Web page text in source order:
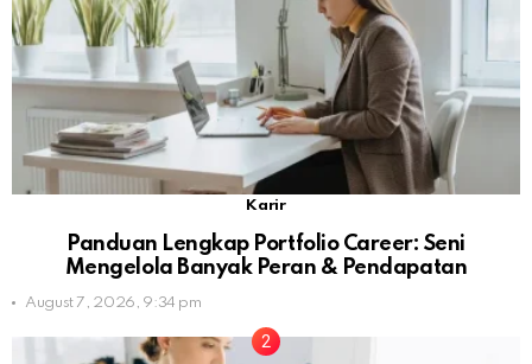
Karir
Panduan Lengkap Portfolio Career: Seni
Mengelola Banyak Peran & Pendapatan
August 7, 2026, 9:34 pm